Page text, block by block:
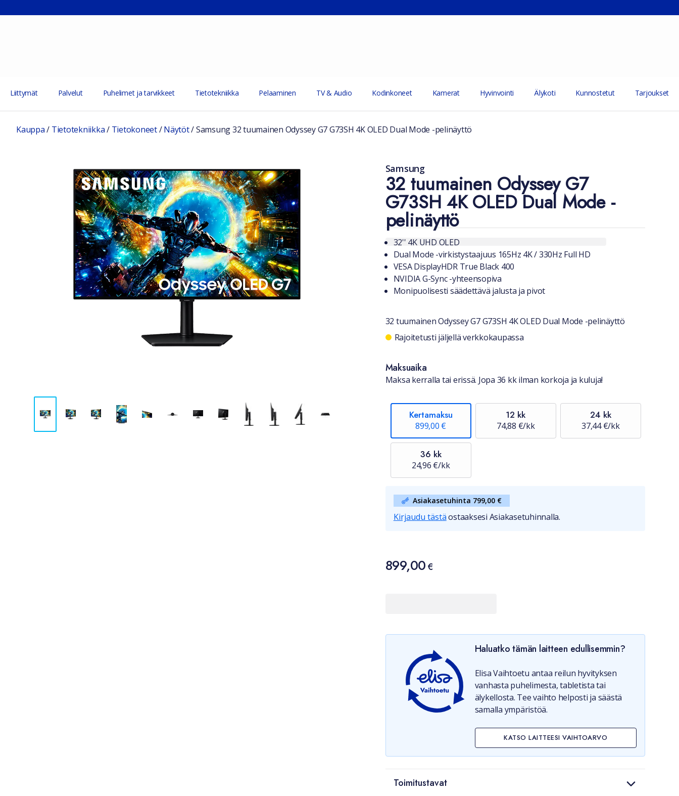
Liittymät Palvelut Puhelimet ja tarvikkeet Tietotekniikka Pelaaminen TV & Audio Kodinkoneet Kamerat Hyvinvointi Älykoti Kunnostetut Tarjoukset
Kauppa/ Tietotekniikka/ Tietokoneet/Näytöt/Samsung 32 tuumainen Odyssey G7 G73SH 4K OLED Dual Mode -pelinäyttö
Samsung
32 tuumainen Odyssey G7
G73SH 4K OLED Dual Mode -
pelinäyttö
Tuotteesta lyhyesti
32'' 4K UHD OLED
Dual Mode -virkistystaajuus 165Hz 4K / 330Hz Full HD
VESA DisplayHDR True Black 400
NVIDIA G-Sync -yhteensopiva
Monipuolisesti säädettävä jalusta ja pivot
32 tuumainen Odyssey G7 G73SH 4K OLED Dual Mode -pelinäyttö
Saatavuustiedot
Rajoitetusti jäljellä verkkokaupassa
Maksuaika
Maksa kerralla tai erissä. Jopa 36 kk ilman korkoja ja kuluja!
Kertamaksu
899,00 €
12 kk
74,88 €/kk
24 kk
37,44 €/kk
36 kk
24,96 €/kk
Asiakasetuhinta 799,00 €
Kirjaudu tästä ostaaksesi Asiakasetuhinnalla.
Hinta
899,00 €
899,00 €
Haluatko tämän laitteen edullisemmin?
Elisa Vaihtoetu antaa reilun hyvityksen
vanhasta puhelimesta, tabletista tai
älykellosta. Tee vaihto helposti ja säästä
samalla ympäristöä.
KATSO LAITTEESI VAIHTOARVO
Toimitustavat